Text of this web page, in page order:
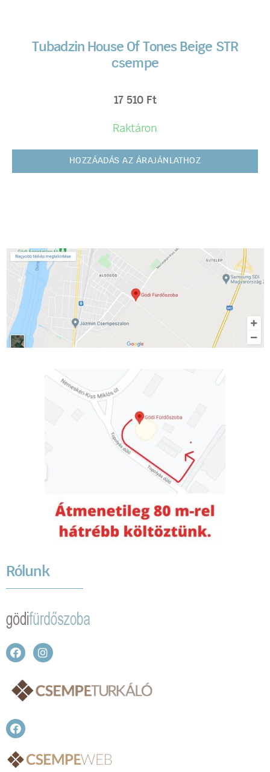
Tubadzin House Of Tones Beige STR
csempe
17 510 Ft
Raktáron
HOZZÁADÁS AZ ÁRAJÁNLATHOZ
Rólunk